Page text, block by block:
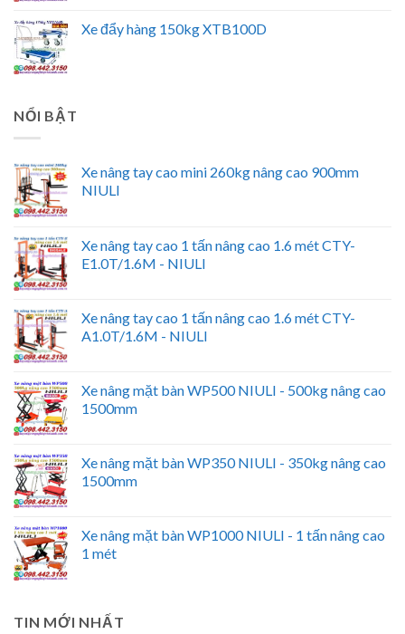
Xe đẩy hàng 150kg XTB100D
NỔI BẬT
Xe nâng tay cao mini 260kg nâng cao 900mm
NIULI
Xe nâng tay cao 1 tấn nâng cao 1.6 mét CTY-
E1.0T/1.6M - NIULI
Xe nâng tay cao 1 tấn nâng cao 1.6 mét CTY-
A1.0T/1.6M - NIULI
Xe nâng mặt bàn WP500 NIULI - 500kg nâng cao
1500mm
Xe nâng mặt bàn WP350 NIULI - 350kg nâng cao
1500mm
Xe nâng mặt bàn WP1000 NIULI - 1 tấn nâng cao
1 mét
TIN MỚI NHẤT